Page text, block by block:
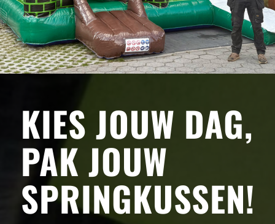
KIES JOUW DAG,
PAK JOUW
SPRINGKUSSEN!